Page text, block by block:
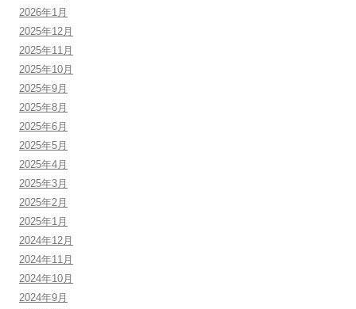
2026年1月
2025年12月
2025年11月
2025年10月
2025年9月
2025年8月
2025年6月
2025年5月
2025年4月
2025年3月
2025年2月
2025年1月
2024年12月
2024年11月
2024年10月
2024年9月